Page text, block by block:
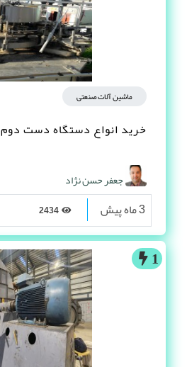
ماشین آلات صنعتی
خرید انواع دستگاه دست دوم
جعفر حسن نژاد
3 ماه پیش
1